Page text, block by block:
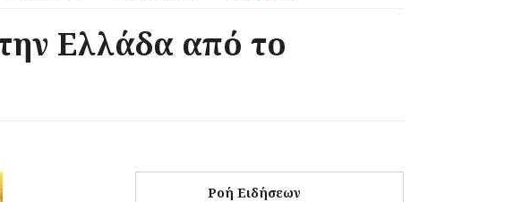
Ελλάδα από το
Ροή Ειδήσεων